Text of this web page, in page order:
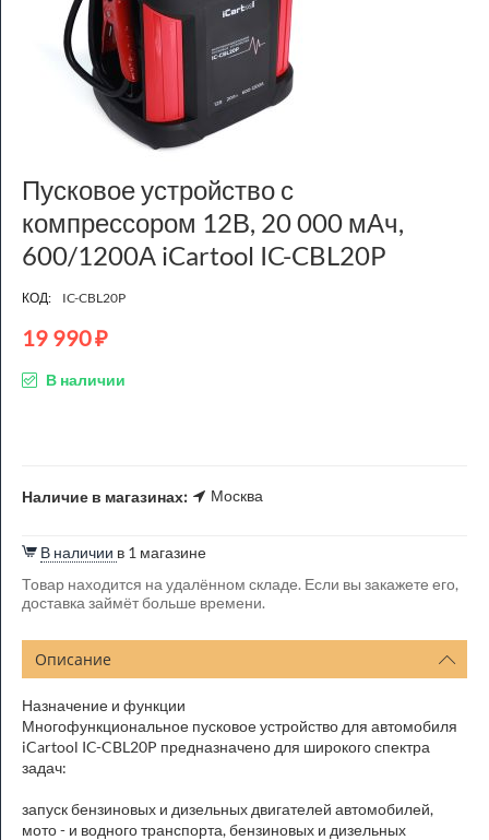
Пусковое устройство с
компрессором 12В, 20 000 мАч,
600/1200А iCartool IC-CBL20P
КОД: IC-CBL20P
19 990₽
В наличии
Наличие в магазинах: Москва
В наличии в 1 магазине
Товар находится на удалённом складе. Если вы закажете его,
доставка займёт больше времени.
Описание
Назначение и функции
Многофункциональное пусковое устройство для автомобиля
iCartool IC-CBL20P предназначено для широкого спектра
задач:
запуск бензиновых и дизельных двигателей автомобилей,
мото - и водного транспорта, бензиновых и дизельных